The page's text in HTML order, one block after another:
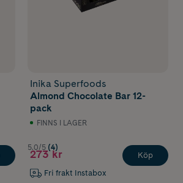
Inika Superfoods
Almond Chocolate Bar 12-
pack
FINNS I LAGER
5.0/5 (4)
273 kr
Fri frakt Instabox
Köp